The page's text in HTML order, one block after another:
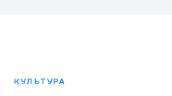
КУЛЬТУРА